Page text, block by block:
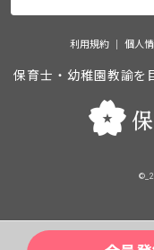
利用規約 個人
保育士・幼稚園教諭を